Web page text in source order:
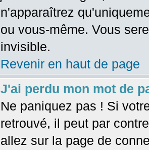
n'apparaîtrez
ou vous-même. Vous
invisible.
Revenir en haut de page
J'ai perdu mon mot de
Ne paniquez pas ! Si
retrouvé, il peut par
allez sur la page de